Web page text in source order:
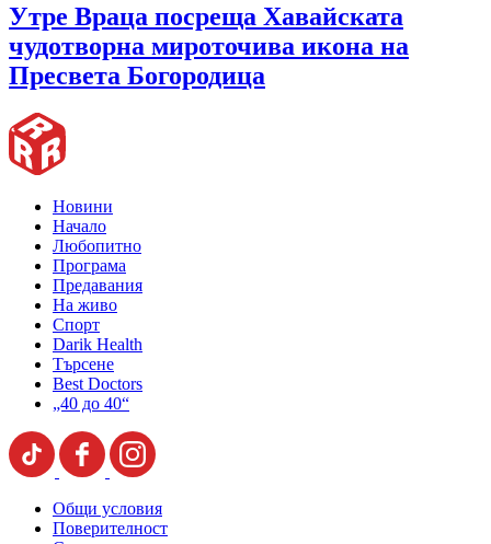
Утре Враца посреща Хавайската
чудотворна мироточива икона на
Пресвета Богородица
Новини
Начало
Любопитно
Програма
Предавания
На живо
Спорт
Darik Health
Търсене
Best Doctors
„40 до 40“
Общи условия
Поверителност